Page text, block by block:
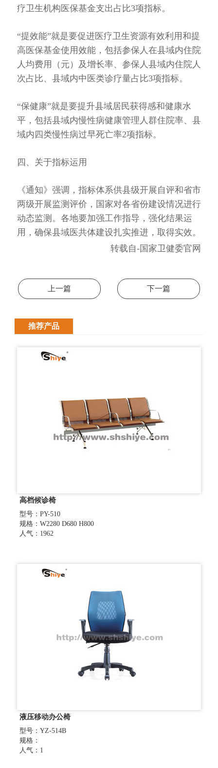
疗卫生机构医保基金支出占比3项指标。
“提效能”就是要促进医疗卫生资源有效利用和提
高医保基金使用效能，包括参保人在县域内住院
人均费用（元）及增长率、参保人县域内住院人
次占比、县域内中医类诊疗量占比3项指标。
“保健康”就是要提升县域居民获得感和健康水
平，包括县域内慢性病健康管理人群住院率、县
域内四类慢性病过早死亡率2项指标。
四、关于指标运用
《通知》强调，指标体系供县级开展自评和省市
两级开展监测评价，国家对各省份建设情况进行
动态监测。各地要加强工作指导，强化结果运
用，确保县域医共体建设扎实推进，取得实效。
转载自-国家卫健委官网
上一篇 下一篇
推荐产品
高档候诊椅
型号：PY-510
规格：W2280 D680 H800
人气：1962
液压移动办公椅
型号：YZ-514B
规格：
人气：1